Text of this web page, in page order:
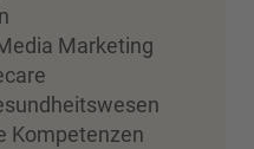
Marketing
Kompetenzen